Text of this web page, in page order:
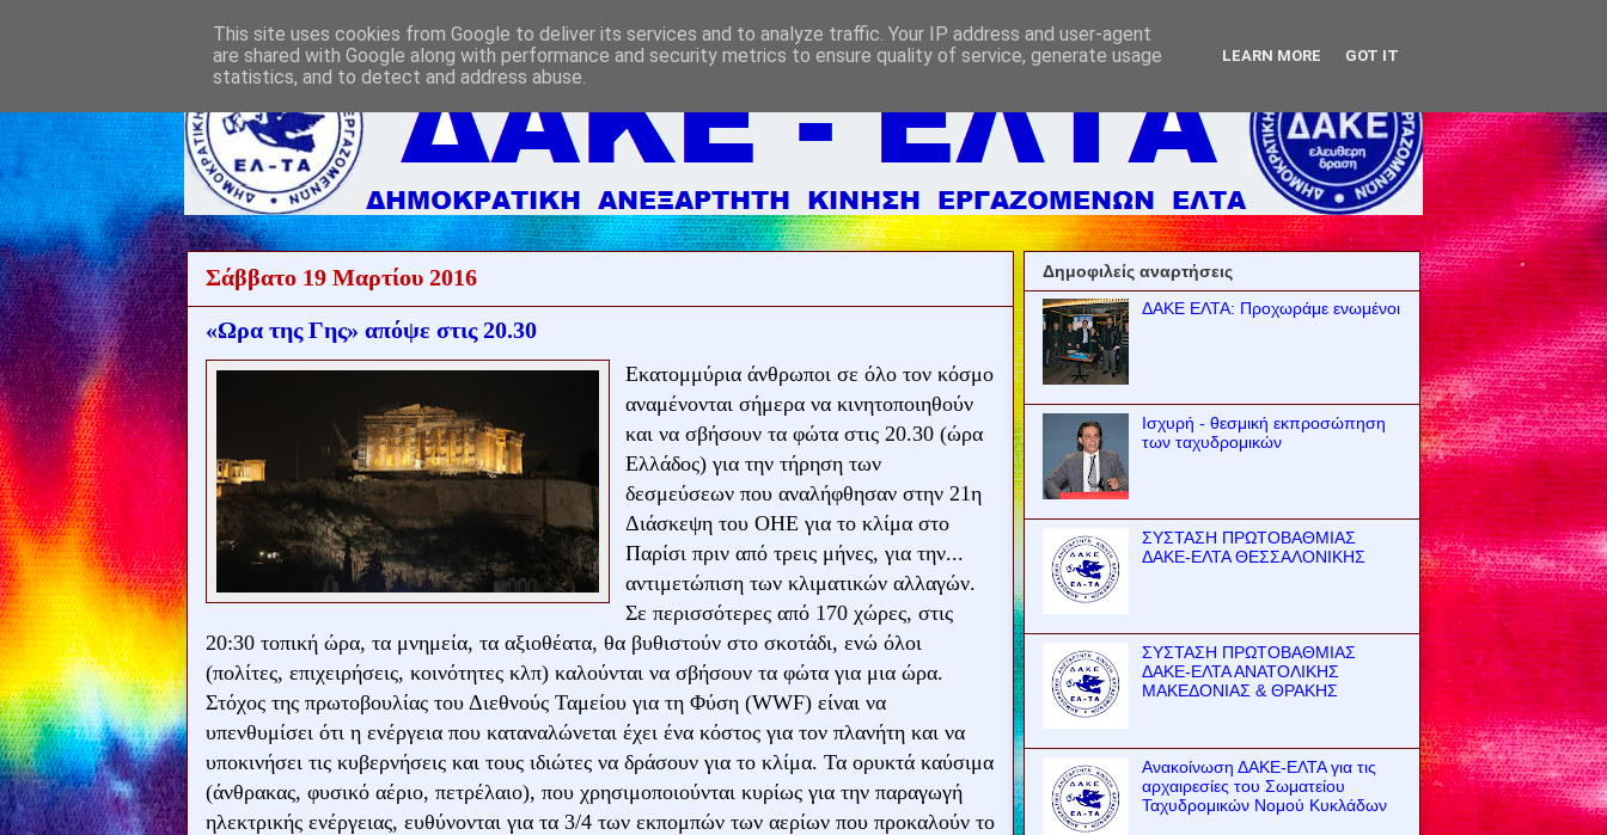
Σάββατο 19 Μαρτίου 2016
«Ωρα της Γης» απόψε στις 20.30
Εκατομμύρια άνθρωποι σε όλο τον κόσμο
αναμένονται σήμερα να κινητοποιηθούν
και να σβήσουν τα φώτα στις 20.30 (ώρα
Ελλάδος) για την τήρηση των
δεσμεύσεων που αναλήφθησαν στην 21η
Διάσκεψη του ΟΗΕ για το κλίμα στο
Παρίσι πριν από τρεις μήνες, για την...
αντιμετώπιση των κλιματικών αλλαγών.
Σε περισσότερες από 170 χώρες, στις
20:30 τοπική ώρα, τα μνημεία, τα αξιοθέατα, θα βυθιστούν στο σκοτάδι, ενώ όλοι
(πολίτες, επιχειρήσεις, κοινότητες κλπ) καλούνται να σβήσουν τα φώτα για μια ώρα.
Στόχος της πρωτοβουλίας του Διεθνούς Ταμείου για τη Φύση (WWF) είναι να
υπενθυμίσει ότι η ενέργεια που καταναλώνεται έχει ένα κόστος για τον πλανήτη και να
υποκινήσει τις κυβερνήσεις και τους ιδιώτες να δράσουν για το κλίμα. Τα ορυκτά καύσιμα
(άνθρακας, φυσικό αέριο, πετρέλαιο), που χρησιμοποιούνται κυρίως για την παραγωγή
ηλεκτρικής ενέργειας, ευθύνονται για τα 3/4 των εκπομπών των αερίων που προκαλούν το
Δημοφιλείς αναρτήσεις
ΔΑΚΕ ΕΛΤΑ: Προχωράμε ενωμένοι
Ισχυρή - θεσμική εκπροσώπηση
των ταχυδρομικών
ΣΥΣΤΑΣΗ ΠΡΩΤΟΒΑΘΜΙΑΣ
ΔΑΚΕ-ΕΛΤΑ ΘΕΣΣΑΛΟΝΙΚΗΣ
ΣΥΣΤΑΣΗ ΠΡΩΤΟΒΑΘΜΙΑΣ
ΔΑΚΕ-ΕΛΤΑ ΑΝΑΤΟΛΙΚΗΣ
ΜΑΚΕΔΟΝΙΑΣ & ΘΡΑΚΗΣ
Ανακοίνωση ΔΑΚΕ-ΕΛΤΑ για τις
αρχαιρεσίες του Σωματείου
Ταχυδρομικών Νομού Κυκλάδων
This site uses cookies from Google to deliver its services and to analyze traffic. Your IP address and user-agent
are shared with Google along with performance and security metrics to ensure quality of service, generate usage
statistics, and to detect and address abuse.
LEARN MORE GOT IT